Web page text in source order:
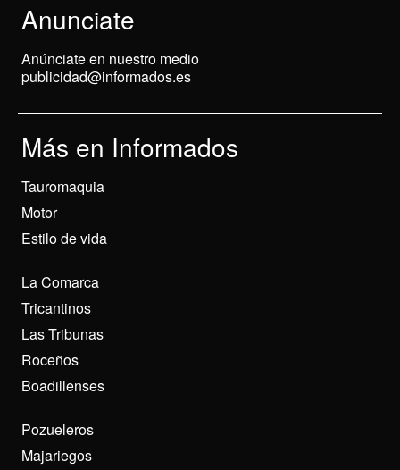
Anunciate
Anúnciate en nuestro medio
publicidad@informados.es
Más en Informados
Tauromaquia
Motor
Estilo de vida
La Comarca
Tricantinos
Las Tribunas
Roceños
Boadillenses
Pozueleros
Majariegos